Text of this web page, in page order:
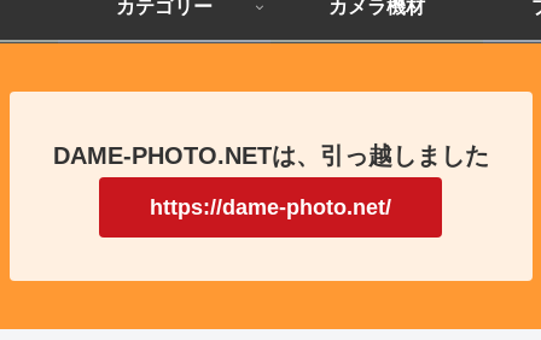
カテゴリー カメラ機材
DAME-PHOTO.NETは、引っ越しました
https://dame-photo.net/